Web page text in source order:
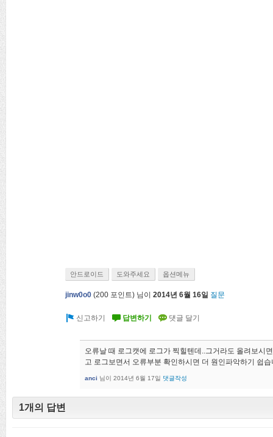
안드로이드 도와주세요 옵션메뉴
jinw0o0 (200 포인트) 님이 2014년 6월 16일 질문
오류날 때 로그캣에 로그가 찍힐텐데..그거라도 올려보시
고 로그보면서 오류부분 확인하시면 더 원인파악하기 쉽습
anci 님이 2014년 6월 17일 댓글작성
1개의 답변